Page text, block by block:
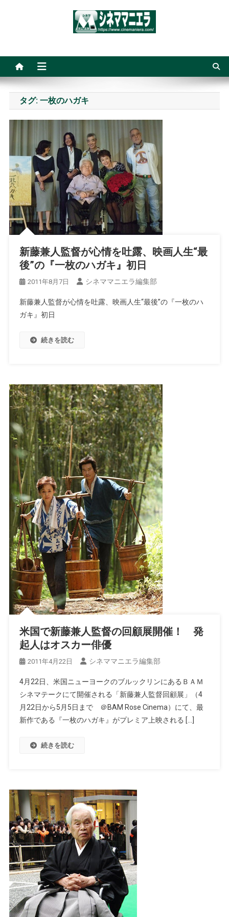
タグ: 一枚のハガキ
新藤兼人監督が心情を吐露、映画人生“最
後”の『一枚のハガキ』初日
2011年8月7日 シネママニエラ編集部
新藤兼人監督が心情を吐露、映画人生“最後”の『一枚のハ
ガキ』初日
続きを読む
米国で新藤兼人監督の回顧展開催！ 発
起人はオスカー俳優
2011年4月22日 シネママニエラ編集部
4月22日、米国ニューヨークのブルックリンにあるＢＡＭ
シネマテークにて開催される「新藤兼人監督回顧展」（4
月22日から5月5日まで ＠BAM Rose Cinema）にて、最
新作である『一枚のハガキ』がプレミア上映される […]
続きを読む